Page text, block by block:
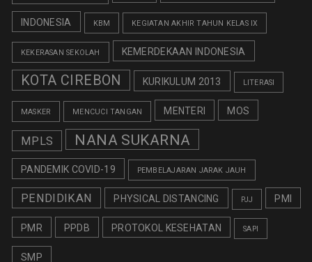
INDONESIA KBM KEGIATAN AKHIR TAHUN KELAS IX
KEKERASAN SEKOLAH KEMERDEKAAN INDONESIA
KOTA CIREBON KURIKULUM 2013 LITERASI
MASKER MENCUCI TANGAN MENTERI MOS
MPLS NANA SUKARNA
PANDEMIK COVID-19 PEMBELAJARAN JARAK JAUH
PENDIDIKAN PHYSICAL DISTANCING PJJ PMI
PMR PPDB PROTOKOL KESEHATAN SAPI
SMP